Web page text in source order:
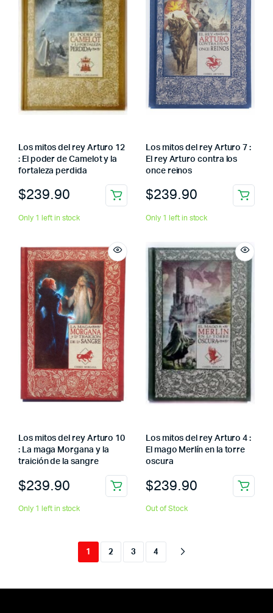
Los mitos del rey Arturo 12
: El poder de Camelot y la
fortaleza perdida
$239.90
Only 1 left in stock
Los mitos del rey Arturo 7 :
El rey Arturo contra los
once reinos
$239.90
Only 1 left in stock
Los mitos del rey Arturo 10
: La maga Morgana y la
traición de la sangre
$239.90
Only 1 left in stock
Los mitos del rey Arturo 4 :
El mago Merlín en la torre
oscura
$239.90
Out of Stock
1 2 3 4